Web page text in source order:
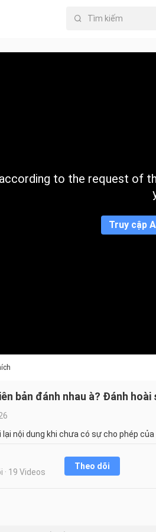
to the request of
Truy cập
bản đánh nhau à? Đánh
nội dung khi chưa có sự cho phép
· 19 Videos
Theo dõi